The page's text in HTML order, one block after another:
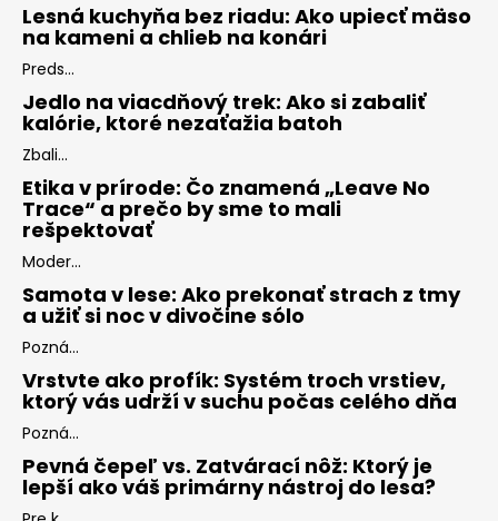
Lesná kuchyňa bez riadu: Ako upiecť mäso
na kameni a chlieb na konári
Preds...
Jedlo na viacdňový trek: Ako si zabaliť
kalórie, ktoré nezaťažia batoh
Zbali...
Etika v prírode: Čo znamená „Leave No
Trace“ a prečo by sme to mali
rešpektovať
Moder...
Samota v lese: Ako prekonať strach z tmy
a užiť si noc v divočine sólo
Pozná...
Vrstvte ako profík: Systém troch vrstiev,
ktorý vás udrží v suchu počas celého dňa
Pozná...
Pevná čepeľ vs. Zatvárací nôž: Ktorý je
lepší ako váš primárny nástroj do lesa?